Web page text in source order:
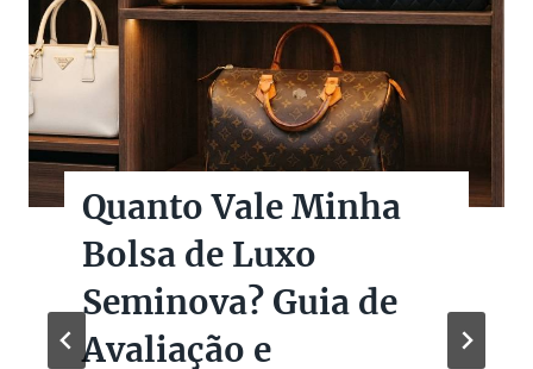
Quanto Vale Minha
Bolsa de Luxo
Seminova? Guia de
Avaliação e